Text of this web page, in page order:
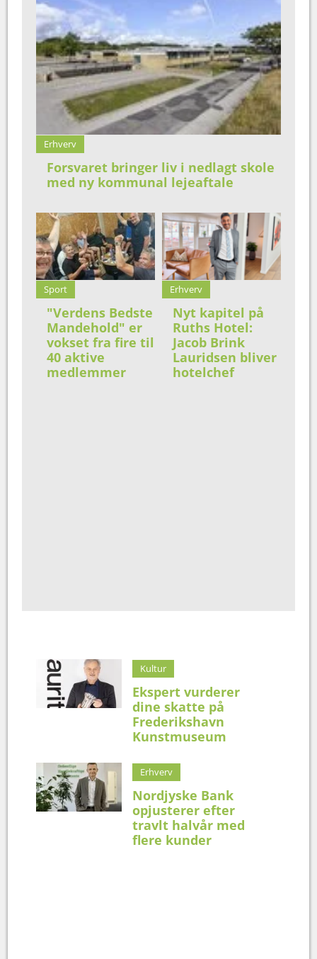
Erhverv
Forsvaret bringer liv i nedlagt skole
med ny kommunal lejeaftale
Sport
"Verdens Bedste
Mandehold" er
vokset fra fire til
40 aktive
medlemmer
Erhverv
Nyt kapitel på
Ruths Hotel:
Jacob Brink
Lauridsen bliver
hotelchef
Kultur
Ekspert vurderer
dine skatte på
Frederikshavn
Kunstmuseum
Erhverv
Nordjyske Bank
opjusterer efter
travlt halvår med
flere kunder